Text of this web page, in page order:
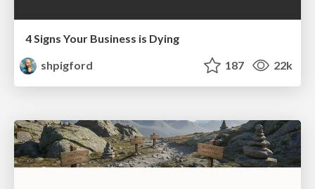
4 Signs Your Business is Dying
shpigford
187 22k